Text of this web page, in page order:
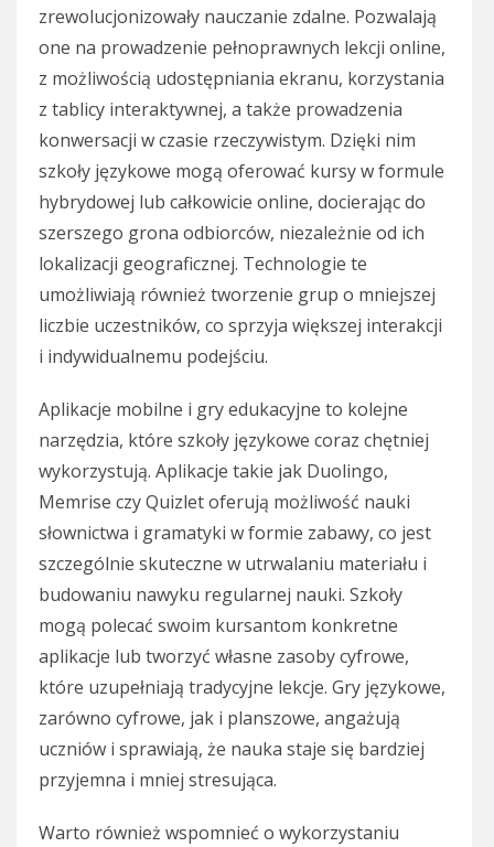
zrewolucjonizowały nauczanie zdalne. Pozwalają
one na prowadzenie pełnoprawnych lekcji online,
z możliwością udostępniania ekranu, korzystania
z tablicy interaktywnej, a także prowadzenia
konwersacji w czasie rzeczywistym. Dzięki nim
szkoły językowe mogą oferować kursy w formule
hybrydowej lub całkowicie online, docierając do
szerszego grona odbiorców, niezależnie od ich
lokalizacji geograficznej. Technologie te
umożliwiają również tworzenie grup o mniejszej
liczbie uczestników, co sprzyja większej interakcji
i indywidualnemu podejściu.
Aplikacje mobilne i gry edukacyjne to kolejne
narzędzia, które szkoły językowe coraz chętniej
wykorzystują. Aplikacje takie jak Duolingo,
Memrise czy Quizlet oferują możliwość nauki
słownictwa i gramatyki w formie zabawy, co jest
szczególnie skuteczne w utrwalaniu materiału i
budowaniu nawyku regularnej nauki. Szkoły
mogą polecać swoim kursantom konkretne
aplikacje lub tworzyć własne zasoby cyfrowe,
które uzupełniają tradycyjne lekcje. Gry językowe,
zarówno cyfrowe, jak i planszowe, angażują
uczniów i sprawiają, że nauka staje się bardziej
przyjemna i mniej stresująca.
Warto również wspomnieć o wykorzystaniu